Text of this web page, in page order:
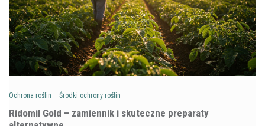
Ochrona roślin Środki ochrony roślin
Ridomil Gold – zamiennik i skuteczne preparaty